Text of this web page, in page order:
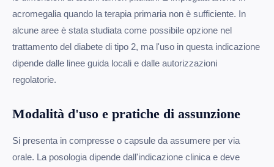
acromegalia quando la terapia primaria non è sufficiente. In
alcune aree è stata studiata come possibile opzione nel
trattamento del diabete di tipo 2, ma l'uso in questa indicazione
dipende dalle linee guida locali e dalle autorizzazioni
regolatorie.
Modalità d'uso e pratiche di assunzione
Si presenta in compresse o capsule da assumere per via
orale. La posologia dipende dall'indicazione clinica e deve